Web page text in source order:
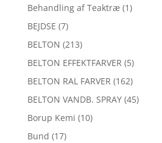
Behandling af Teaktræ (1)
BEJDSE (7)
BELTON (213)
BELTON EFFEKTFARVER (5)
BELTON RAL FARVER (162)
BELTON VANDB. SPRAY (45)
Borup Kemi (10)
Bund (17)